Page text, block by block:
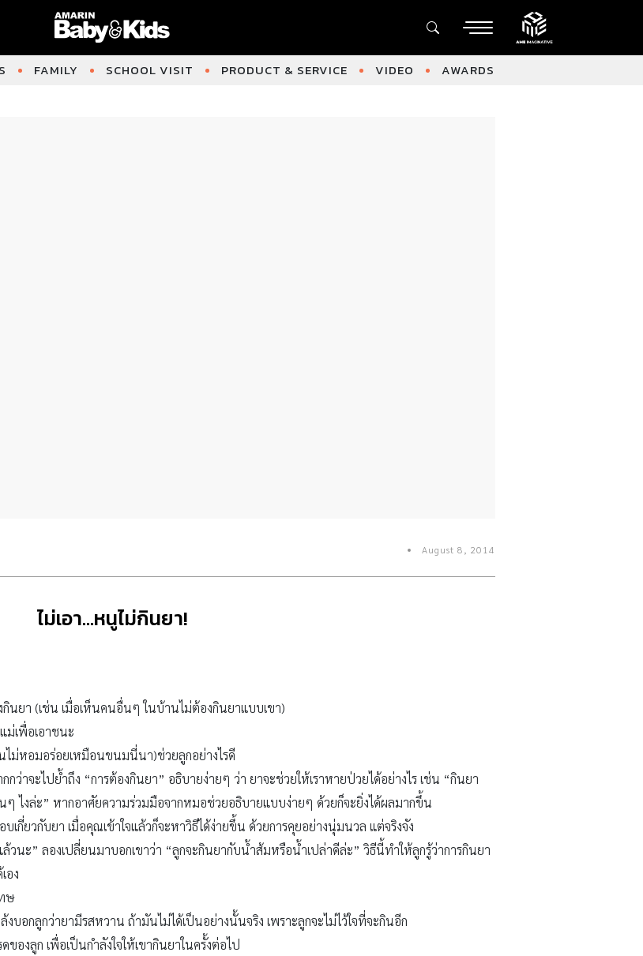
FAMILY SCHOOL VISIT PRODUCT & SERVICE VIDEO AWARDS
August 8, 2014
ไม่เอา…หนูไม่กินยา!
กินยา (เช่น เมื่อเห็นคนอื่นๆ ในบ้านไม่ต้องกินยาแบบเขา)
ม่เพื่อเอาชนะ
ม่หอมอร่อยเหมือนขนมนี่นา)ช่วยลูกอย่างไรดี
าจะไปย้ำถึง “การต้องกินยา” อธิบายง่ายๆ ว่า ยาจะช่วยให้เราหายป่วยได้อย่างไร เช่น “กินยา
ๆ ไงล่ะ” หากอาศัยความร่วมมือจากหมอช่วยอธิบายแบบง่ายๆ ด้วยก็จะยิ่งได้ผลมากขึ้น
เกี่ยวกับยา เมื่อคุณเข้าใจแล้วก็จะหาวิธีได้ง่ายขึ้น ด้วยการคุยอย่างนุ่มนวล แต่จริงจัง
วนะ” ลองเปลี่ยนมาบอกเขาว่า “ลูกจะกินยากับน้ำส้มหรือน้ำเปล่าดีล่ะ” วิธีนี้ทำให้ลูกรู้ว่าการกินยา
อง
ษ
บอกลูกว่ายามีรสหวาน ถ้ามันไม่ได้เป็นอย่างนั้นจริง เพราะลูกจะไม่ไว้ใจที่จะกินอีก
องลูก เพื่อเป็นกำลังใจให้เขากินยาในครั้งต่อไป